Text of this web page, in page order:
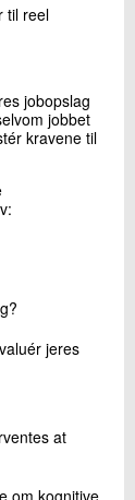
til reel
jobopslag
jobbet
kravene til
jeres
at
om kognitive